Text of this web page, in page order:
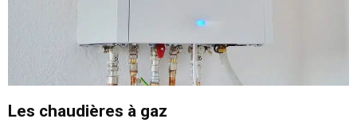
Les chaudières à gaz